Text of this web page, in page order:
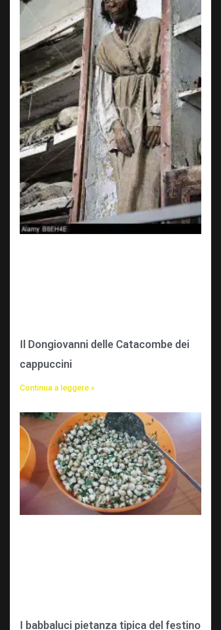
Il Dongiovanni delle Catacombe dei
cappuccini
Continua a leggere »
I babbaluci pietanza tipica del festino